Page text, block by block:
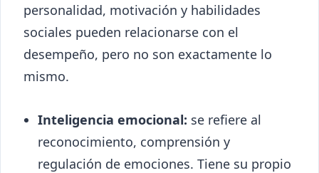
personalidad, motivación y habilidades
sociales pueden relacionarse con el
desempeño, pero no son exactamente lo
mismo.
Inteligencia emocional: se refiere al
reconocimiento, comprensión y
regulación de emociones. Tiene su propio